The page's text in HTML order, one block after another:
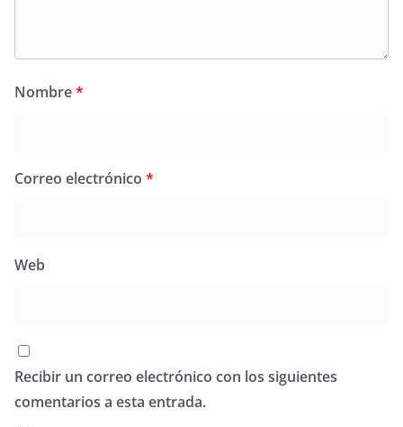
Nombre*
Correo electrónico *
Web
Recibir un correo electrónico con los siguientes
comentarios a esta entrada.